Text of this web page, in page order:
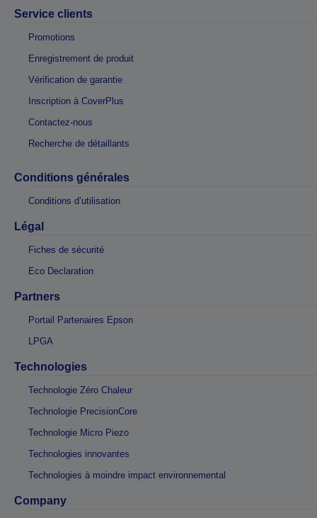
Service clients
Promotions
Enregistrement de produit
Vérification de garantie
Inscription à CoverPlus
Contactez-nous
Recherche de détaillants
Conditions générales
Conditions d’utilisation
Légal
Fiches de sécurité
Eco Declaration
Partners
Portail Partenaires Epson
LPGA
Technologies
Technologie Zéro Chaleur
Technologie PrecisionCore
Technologie Micro Piezo
Technologies innovantes
Technologies à moindre impact environnemental
Company